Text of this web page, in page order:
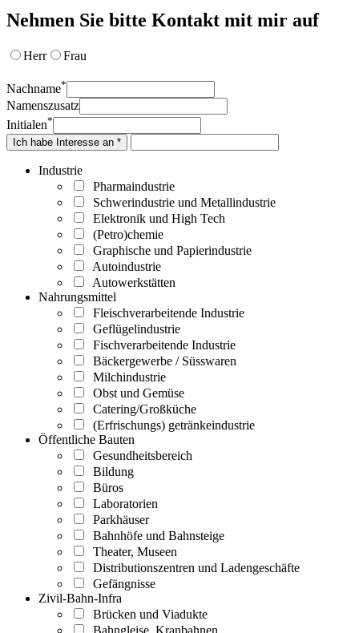
Nehmen Sie bitte Kontakt mit mir auf
Herr Frau
Nachname*
Namenszusatz
Initialen*
Ich habe Interesse an *
Industrie
Pharmaindustrie
Schwerindustrie und Metallindustrie
Elektronik und High Tech
(Petro)chemie
Graphische und Papierindustrie
Autoindustrie
Autowerkstätten
Nahrungsmittel
Fleischverarbeitende Industrie
Geflügelindustrie
Fischverarbeitende Industrie
Bäckergewerbe / Süsswaren
Milchindustrie
Obst und Gemüse
Catering/Großküche
(Erfrischungs) getränkeindustrie
Öffentliche Bauten
Gesundheitsbereich
Bildung
Büros
Laboratorien
Parkhäuser
Bahnhöfe und Bahnsteige
Theater, Museen
Distributionszentren und Ladengeschäfte
Gefängnisse
Zivil-Bahn-Infra
Brücken und Viadukte
Bahngleise, Kranbahnen